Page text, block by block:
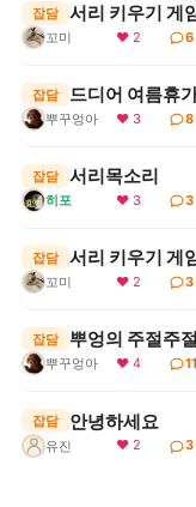
잡담 서리 키우기 게
꼬미 ❤ 2 6
잡담 드디어 여름휴
뿌꾸엉아 ❤ 3 8
잡담 서리목소리
히포 ❤ 3 3
잡담 서리 키우기 게
꼬미 ❤ 2 3
잡담 뿌엉의 주절주절
뿌꾸엉아 ❤ 4 11
잡담 안녕하세요
유진 ❤ 2 3